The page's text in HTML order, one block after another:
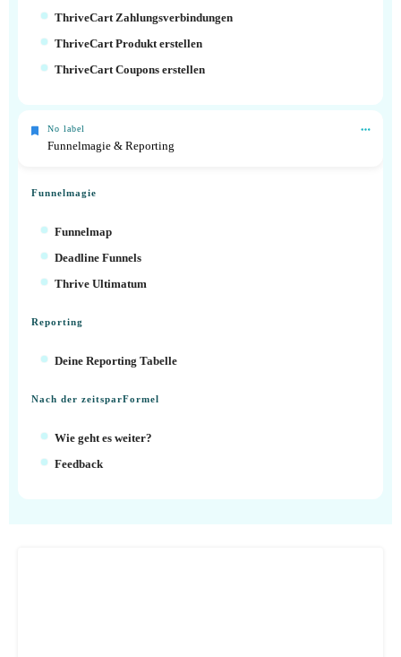
ThriveCart Zahlungsverbindungen
ThriveCart Produkt erstellen
ThriveCart Coupons erstellen
No label
Funnelmagie & Reporting
Funnelmagie
Funnelmap
Deadline Funnels
Thrive Ultimatum
Reporting
Deine Reporting Tabelle
Nach der zeitsparFormel
Wie geht es weiter?
Feedback